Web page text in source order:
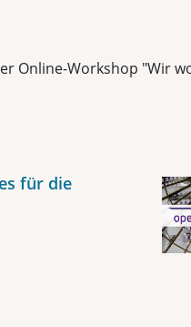
Online-Workshop "Wir
für die